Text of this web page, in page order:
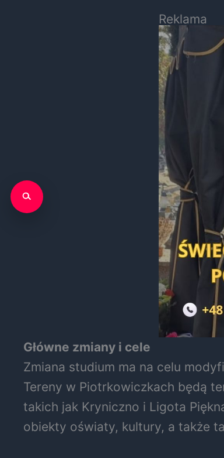
Reklama
Główne zmiany i cele
Zmiana studium ma na celu
Tereny w Piotrkowiczkach będą
takich jak Kryniczno i Ligota
obiekty oświaty, kultury, a także